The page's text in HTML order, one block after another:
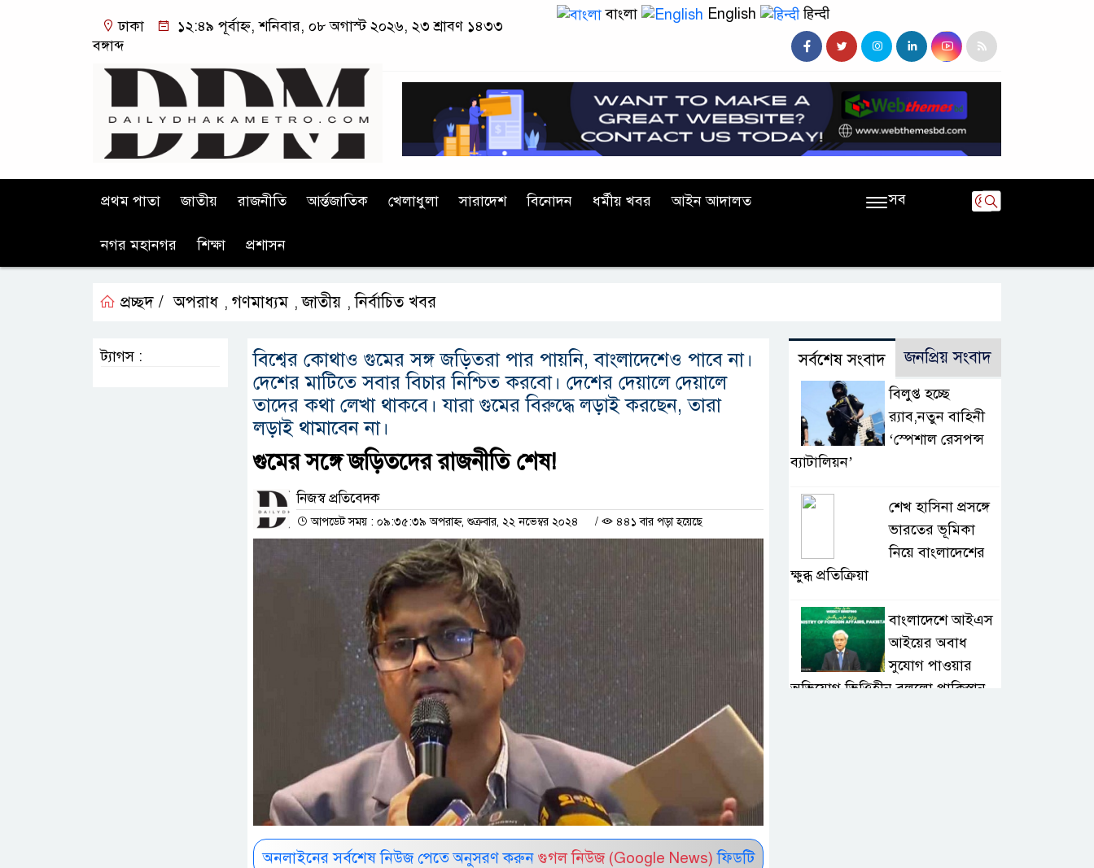
ঢাকা
১২:৪৯ পূর্বাহ্ন, শনিবার, ০৮ অগাস্ট ২০২৬, ২৩ শ্রাবণ ১৪৩৩
বঙ্গাব্দ
বাংলা English हिन्दी
প্রথম পাতা জাতীয় রাজনীতি আর্ন্তজাতিক খেলাধুলা সারাদেশ বিনোদন ধর্মীয় খবর আইন আদালত
নগর মহানগর শিক্ষা প্রশাসন
সব
প্রচ্ছদ / অপরাধ , গণমাধ্যম ,জাতীয় ,নির্বাচিত খবর
বিশ্বের কোথাও গুমের সঙ্গ জড়িতরা পার পায়নি, বাংলাদেশেও পাবে না।
দেশের মাটিতে সবার বিচার নিশ্চিত করবো। দেশের দেয়ালে দেয়ালে
তাদের কথা লেখা থাকবে। যারা গুমের বিরুদ্ধে লড়াই করছেন, তারা
লড়াই থামাবেন না।
গুমের সঙ্গে জড়িতদের রাজনীতি শেষ!
নিজস্ব প্রতিবেদক
আপডেট সময় : ০৯:৩৫:৩৯ অপরাহ্ন, শুক্রবার, ২২ নভেম্বর ২০২৪ / ৪৪১ বার পড়া হয়েছে
অনলাইনের সর্বশেষ নিউজ পেতে অনুসরণ করুন গুগল নিউজ (Google News) ফিডটি
ট্যাগস : সর্বশেষ সংবাদ জনপ্রিয় সংবাদ
বিলুপ্ত হচ্ছে
র‍্যাব,নতুন বাহিনী
‘স্পেশাল রেসপন্স
ব্যাটালিয়ন’
শেখ হাসিনা প্রসঙ্গে
ভারতের ভূমিকা
নিয়ে বাংলাদেশের
ক্ষুব্ধ প্রতিক্রিয়া
বাংলাদেশে আইএস
আইয়ের অবাধ
সুযোগ পাওয়ার
অভিযোগ ভিত্তিহীন বললো পাকিস্তান